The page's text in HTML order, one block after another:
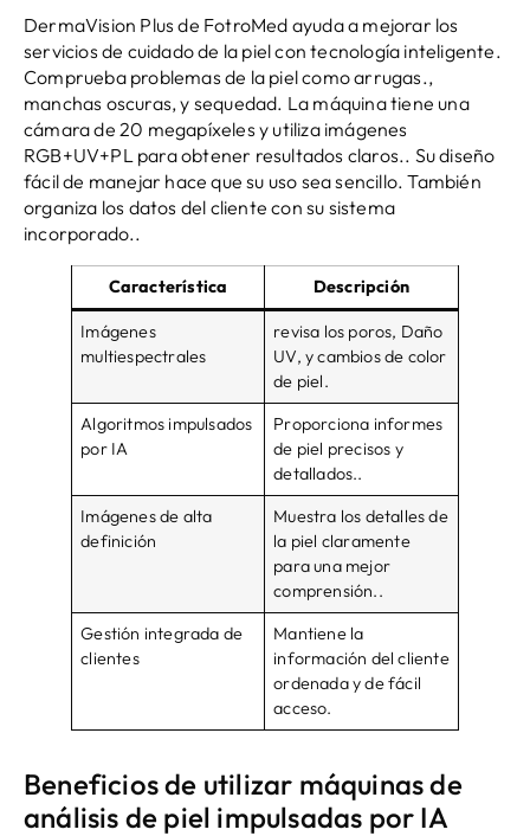
DermaVision Plus de FotroMed ayuda a mejorar los
servicios de cuidado de la piel con tecnología inteligente.
Comprueba problemas de la piel como arrugas.,
manchas oscuras, y sequedad. La máquina tiene una
cámara de 20 megapíxeles y utiliza imágenes
RGB+UV+PL para obtener resultados claros.. Su diseño
fácil de manejar hace que su uso sea sencillo. También
organiza los datos del cliente con su sistema
incorporado..
Característica Descripción
Imágenes
multiespectrales
revisa los poros, Daño
UV, y cambios de color
de piel.
Algoritmos impulsados
​​por IA
Proporciona informes
de piel precisos y
detallados..
Imágenes de alta
definición
Muestra los detalles de
la piel claramente
para una mejor
comprensión..
Gestión integrada de
clientes
Mantiene la
información del cliente
ordenada y de fácil
acceso.
Beneficios de utilizar máquinas de
análisis de piel impulsadas por IA